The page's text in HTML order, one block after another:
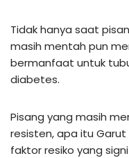
Tidak hanya saat
masih mentah pun
bermanfaat untuk
diabetes.
Pisang yang masih
resisten, apa itu
faktor resiko yang